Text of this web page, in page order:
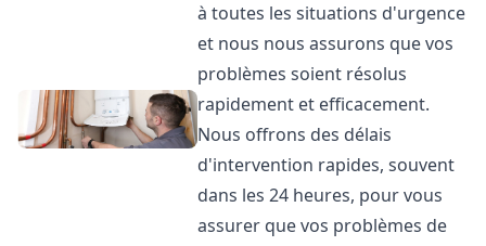
à toutes les situations d'urgence
et nous nous assurons que vos
problèmes soient résolus
rapidement et efficacement.
Nous offrons des délais
d'intervention rapides, souvent
dans les 24 heures, pour vous
assurer que vos problèmes de